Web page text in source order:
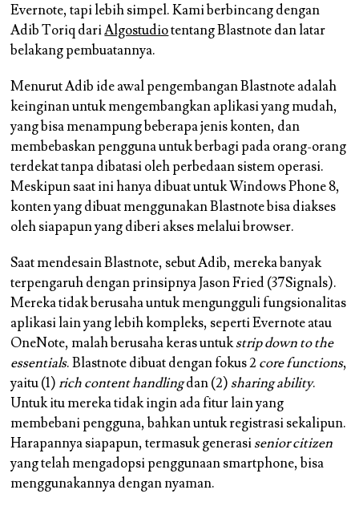
Evernote, tapi lebih simpel. Kami berbincang dengan
Adib Toriq dariAlgostudiotentang Blastnote dan latar
belakang pembuatannya.
Menurut Adib ide awal pengembangan Blastnote adalah
keinginan untuk mengembangkan aplikasi yang mudah,
yang bisa menampung beberapa jenis konten, dan
membebaskan pengguna untuk berbagi pada orang-orang
terdekat tanpa dibatasi oleh perbedaan sistem operasi.
Meskipun saat ini hanya dibuat untuk Windows Phone 8,
konten yang dibuat menggunakan Blastnote bisa diakses
oleh siapapun yang diberi akses melalui browser.
Saat mendesain Blastnote, sebut Adib, mereka banyak
terpengaruh dengan prinsipnya Jason Fried (37Signals).
Mereka tidak berusaha untuk mengungguli fungsionalitas
aplikasi lain yang lebih kompleks, seperti Evernote atau
OneNote, malah berusaha keras untukstrip down to the
essentials. Blastnote dibuat dengan fokus 2 core functions,
yaitu (1)rich content handlingdan (2) sharing ability.
Untuk itu mereka tidak ingin ada fitur lain yang
membebani pengguna, bahkan untuk registrasi sekalipun.
Harapannya siapapun, termasuk generasisenior citizen
yang telah mengadopsi penggunaan smartphone, bisa
menggunakannya dengan nyaman.